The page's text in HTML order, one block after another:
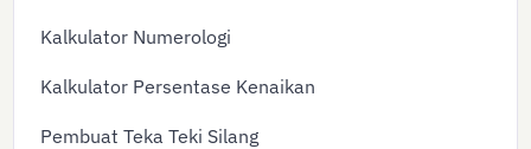
Kalkulator Numerologi
Kalkulator Persentase Kenaikan
Pembuat Teka Teki Silang